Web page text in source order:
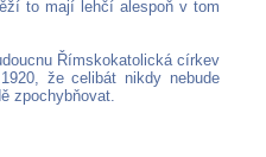
to mají lehčí alespoň v tom
Římskokatolická církev
že celibát nikdy nebude
zpochybňovat.